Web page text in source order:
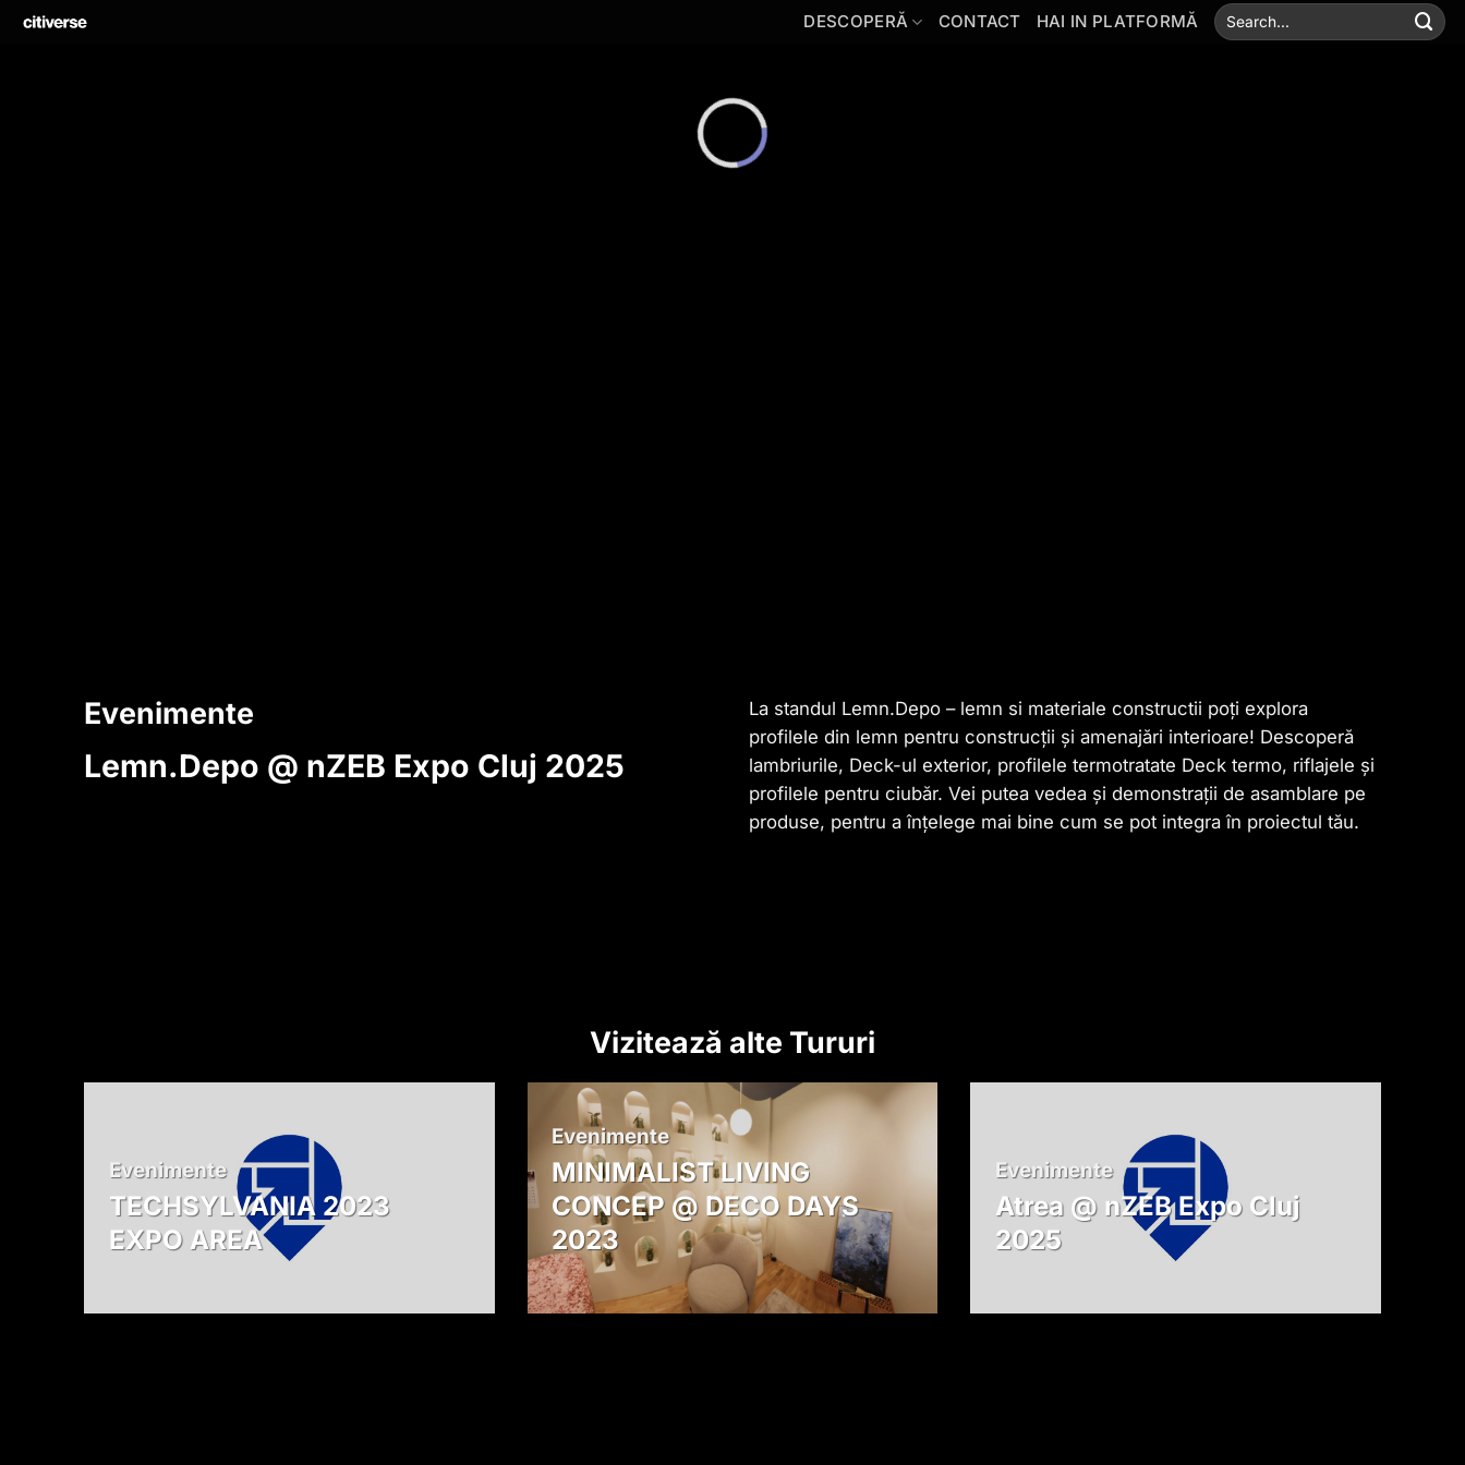
DESCOPERĂ CONTACT HAI IN PLATFORMĂ
Evenimente
Lemn.Depo @ nZEB Expo Cluj 2025
La standul Lemn.Depo – lemn si materiale constructii poți explora
profilele din lemn pentru construcții și amenajări interioare! Descoperă
lambriurile, Deck-ul exterior, profilele termotratate Deck termo, riflajele și
profilele pentru ciubăr. Vei putea vedea și demonstrații de asamblare pe
produse, pentru a înțelege mai bine cum se pot integra în proiectul tău.
Vizitează alte Tururi
Evenimente
TECHSYLVANIA 2023
EXPO AREA
Evenimente
MINIMALIST LIVING
CONCEP @ DECO DAYS
2023
Evenimente
Atrea @ nZEB Expo Cluj
2025